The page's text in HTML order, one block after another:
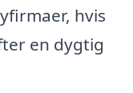
hvis
en dygtig